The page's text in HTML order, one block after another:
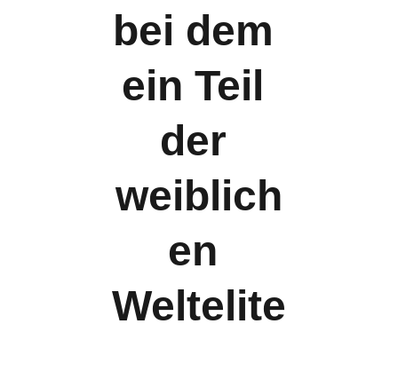
bei dem
ein Teil
der
weiblich
en
Weltelite